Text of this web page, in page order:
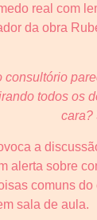
real com
da obra
consultório
todos os
cara?
a
alerta sobre
comuns
sala de aula.